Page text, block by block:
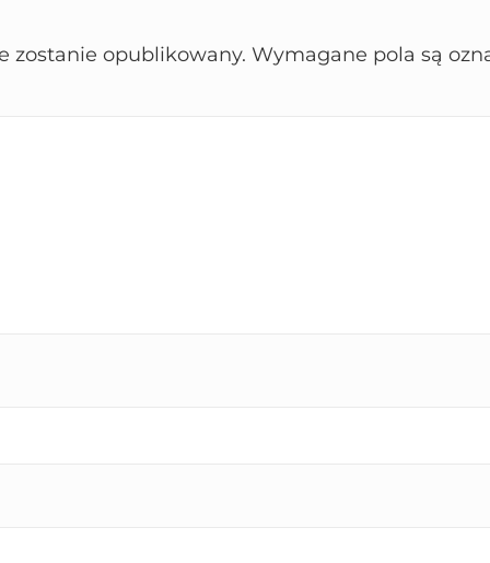
zostanie opublikowany. Wymagane pola są